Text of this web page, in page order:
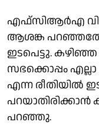
എഫ്‌സിആർഎ
ആശങ്ക
ഇടപെട്ടു.
സഭക്കൊപ്പം
എന്ന രീതിയിൽ
പറഞ്ഞു.